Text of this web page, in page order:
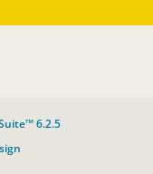
6.2.5